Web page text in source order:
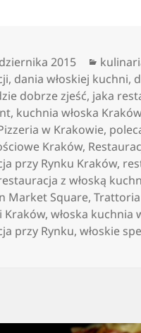
2015
, dania włoskiej kuchni,
dobrze zjeść, jaka
, kuchnia włoska
w Krakowie,
Kraków,
przy Rynku Kraków,
z włoską
Market Square,
Kraków,włoska kuchnia
przy Rynku,włoskie